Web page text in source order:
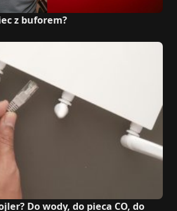
z buforem?
Do wody, do pieca CO, do